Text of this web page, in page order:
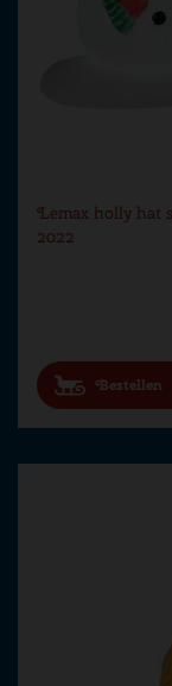
Lemax holly hat
2022
Bestellen